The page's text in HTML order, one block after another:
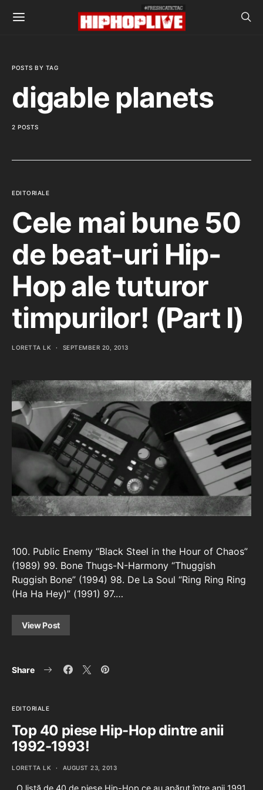
POSTS BY TAG
digable planets
2 POSTS
EDITORIALE
Cele mai bune 50
de beat-uri Hip-
Hop ale tuturor
timpurilor! (Part I)
LORETTA LK SEPTEMBER 20, 2013
100. Public Enemy “Black Steel in the Hour of Chaos”
(1989) 99. Bone Thugs-N-Harmony “Thuggish
Ruggish Bone” (1994) 98. De La Soul “Ring Ring Ring
(Ha Ha Hey)” (1991) 97.…
View Post
Share
EDITORIALE
Top 40 piese Hip-Hop dintre anii
1992-1993!
LORETTA LK AUGUST 23, 2013
O listă de 40 de piese Hip-Hop ce au apărut între anii 1991